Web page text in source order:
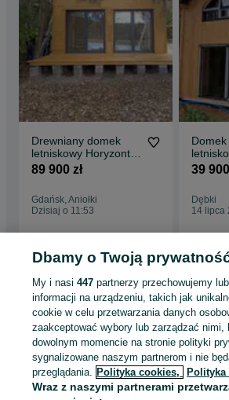
Drewniany domek
letniskowy Horyzont
65 + 21 m2 - ROD
89 900 zł
Gdańsk, Aniołki
Dzisiaj o 11:53
39
Dębki
14 lipca
Pomorskie
Domki - Gdańsk Domki - Brzeźno
KATEGORIA
ID:890346495
Dbamy o Twoją
My i nasi447 partnerzy przechowujemy
informacji na urządzeniu, takich jak
cookie w celu przetwarzania danych
zaakceptować wybory lub zarządzać nimi,
dowolnym momencie na stronie polityki
sygnalizowane naszym partnerom i nie
przeglądania. Polityka cookies, Polityka
Wraz z naszymi partnerami